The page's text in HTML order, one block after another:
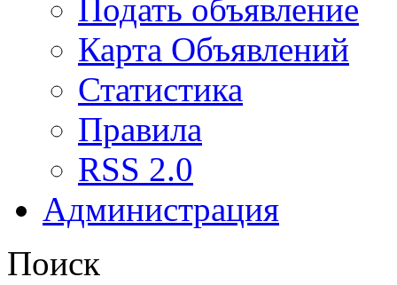
Подать объявление
Карта Объявлений
Статистика
Правила
RSS 2.0
Администрация
Поиск